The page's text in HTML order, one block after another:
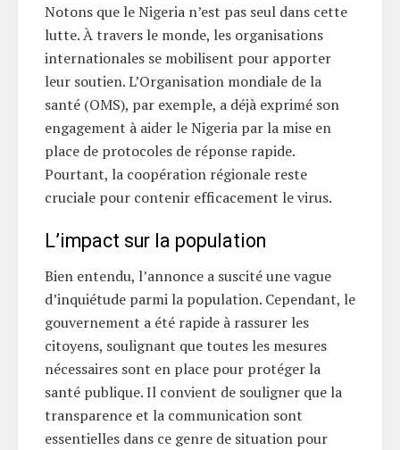
Notons que le Nigeria n’est pas seul dans cette
lutte. À travers le monde, les organisations
internationales se mobilisent pour apporter
leur soutien. L’Organisation mondiale de la
santé (OMS), par exemple, a déjà exprimé son
engagement à aider le Nigeria par la mise en
place de protocoles de réponse rapide.
Pourtant, la coopération régionale reste
cruciale pour contenir efficacement le virus.
L’impact sur la population
Bien entendu, l’annonce a suscité une vague
d’inquiétude parmi la population. Cependant, le
gouvernement a été rapide à rassurer les
citoyens, soulignant que toutes les mesures
nécessaires sont en place pour protéger la
santé publique. Il convient de souligner que la
transparence et la communication sont
essentielles dans ce genre de situation pour